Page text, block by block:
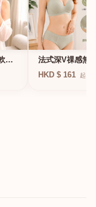
鋼
法式深V祼感無
凍軟支撐條無鋼
HKD $ 161 起